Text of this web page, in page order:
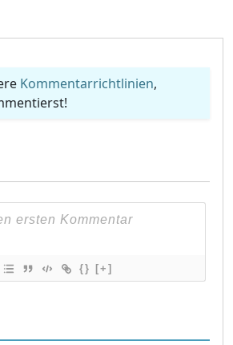
Kommentarrichtlinien,
{} [+]